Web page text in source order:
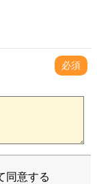
必須
同意する